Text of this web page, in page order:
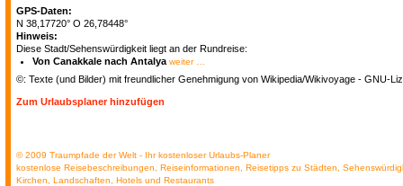
GPS-Daten:
N 38,17720° O 26,78448°
Hinweis:
Diese Stadt/Sehenswürdigkeit liegt an der Rundreise:
Von Canakkale nach Antalya weiter …
©: Texte (und Bilder) mit freundlicher Genehmigung von Wikipedia/Wikivoyage - GNU-
Zum Urlaubsplaner hinzufügen
© 2009 Traumpfade der Welt - Ihr kostenloser Urlaubs-Planer
kostenlose Reisebeschreibungen, Reiseinformationen, Reisetipps zu Städten,
Kirchen, Landschaften, Hotels und Restaurants